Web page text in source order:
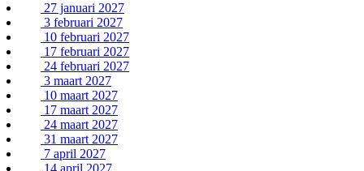
27 januari 2027
3 februari 2027
10 februari 2027
17 februari 2027
24 februari 2027
3 maart 2027
10 maart 2027
17 maart 2027
24 maart 2027
31 maart 2027
7 april 2027
14 april 2027